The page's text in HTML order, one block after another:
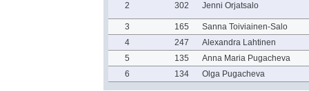
2 302 Jenni Orjatsalo
3 165
Sanna Toiviainen-Salo
4
247
Alexandra Lahtinen
5
135
Anna Maria Pugacheva
6
134 Olga Pugacheva